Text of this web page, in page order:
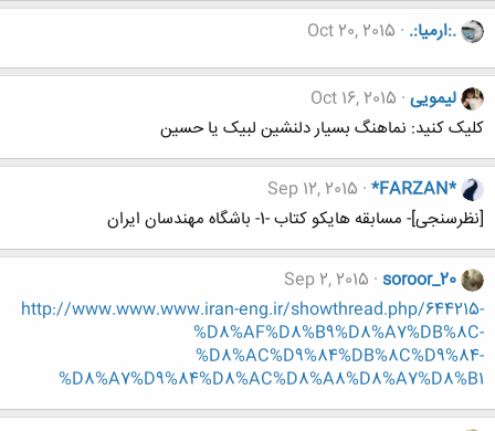
.:ارمیا:. Oct 20, 2015
لیمویی Oct 16, 2015
کلیک کنید: نماهنگ بسیار دلنشین لبیک یا حسین
*FARZAN*
Sep 12, 2015
[نظرسنجی]- مسابقه هایکو کتاب -1- باشگاه مهندسان ایران
soroor_20
Sep 2, 2015
http://www.www.www.iran-eng.ir/showthread.php/644215-
%D8%AF%D8%B9%D8%A7%DB%8C-
%D8%AC%D9%84%DB%8C%D9%84-
%D8%A7%D9%84%D8%AC%D8%A8%D8%A7%D8%B1